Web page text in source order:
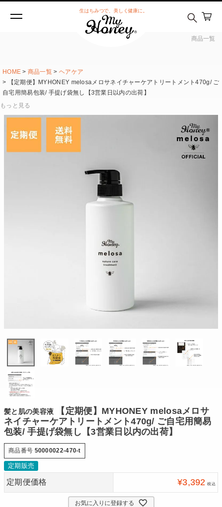
商品一覧
生はちみつで、美しく健康に。
HOME 商品一覧
ヘアケア
【定期便】MYHONEY melosaメロサネイチャーケアトリートメント470g/ ご
自宅用簡易包装/ 手提げ袋無し【3営業日以内の出荷】
もっと見る
髪と肌の美容液
【定期便】MYHONEY melosaメロサ
ネイチャーケアトリートメント470g/ ご自宅用簡易
包装/ 手提げ袋無し【3営業日以内の出荷】
商品番号 50000022-470-t
定期販売
定期便価格 ¥3,392 税込
お気に入りに登録する